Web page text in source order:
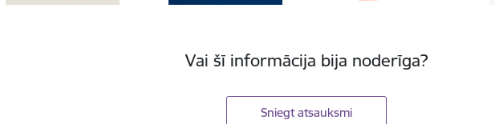
Vai šī informācija bija noderīga?
Sniegt atsauksmi